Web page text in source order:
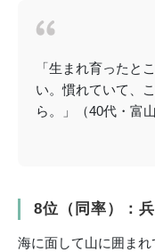
「生まれ育ったと
い。慣れていて、
ら。」（40代・富
8位（同率）：
海に面して山に囲ま